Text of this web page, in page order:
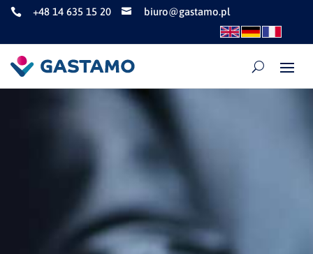
 +48 14 635 15 20  biuro@gastamo.pl